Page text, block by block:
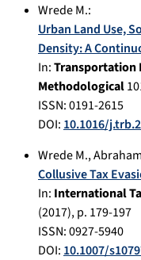
Wrede M.:
Urban Land Use,
Density: A
In:Transportation
Methodological
ISSN: 0191-2615
DOI: 10.1016/
Wrede M.,
Collusive Tax
In: International
(2017), p. 179-197
ISSN: 0927-5940
DOI: 10.1007/